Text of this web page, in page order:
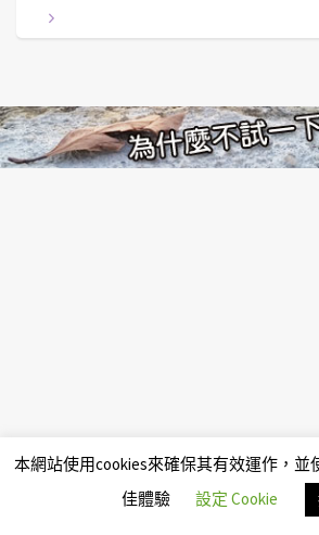
本網站使用cookies來確保其有效運作，並
佳體驗
設定 Cookie